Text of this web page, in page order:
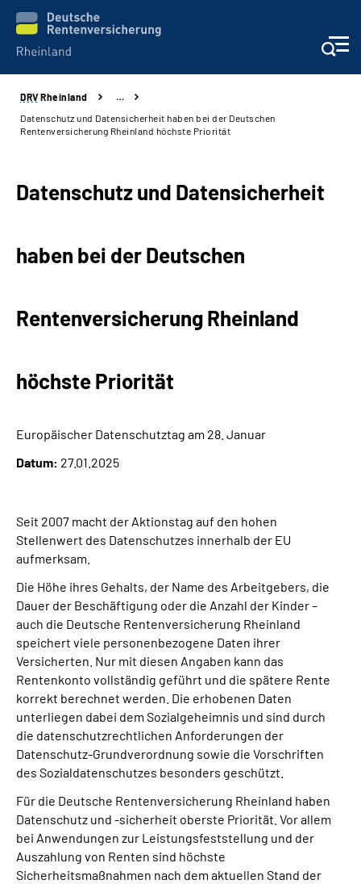
Aktuelles
Online-Services
Über uns
Presse
Leichte Sprache
DRV Rheinland
…
Datenschutz und Datensicherheit haben bei der Deutschen
Rentenversicherung Rheinland höchste Priorität
Datenschutz und Datensicherheit
haben bei der Deutschen
Rentenversicherung Rheinland
höchste Priorität
Europäischer Datenschutztag am 28. Januar
Datum: 27.01.2025
Seit 2007 macht der Aktionstag auf den hohen
Stellenwert des Datenschutzes innerhalb der EU
aufmerksam.
Die Höhe ihres Gehalts, der Name des Arbeitgebers, die
Dauer der Beschäftigung oder die Anzahl der Kinder –
auch die Deutsche Rentenversicherung Rheinland
speichert viele personenbezogene Daten ihrer
Versicherten. Nur mit diesen Angaben kann das
Rentenkonto vollständig geführt und die spätere Rente
korrekt berechnet werden. Die erhobenen Daten
unterliegen dabei dem Sozialgeheimnis und sind durch
die datenschutzrechtlichen Anforderungen der
Datenschutz-Grundverordnung sowie die Vorschriften
des Sozialdatenschutzes besonders geschützt.
Für die Deutsche Rentenversicherung Rheinland haben
Datenschutz und -sicherheit oberste Priorität. Vor allem
bei Anwendungen zur Leistungsfeststellung und der
Auszahlung von Renten sind höchste
Sicherheitsmaßnahmen nach dem aktuellen Stand der